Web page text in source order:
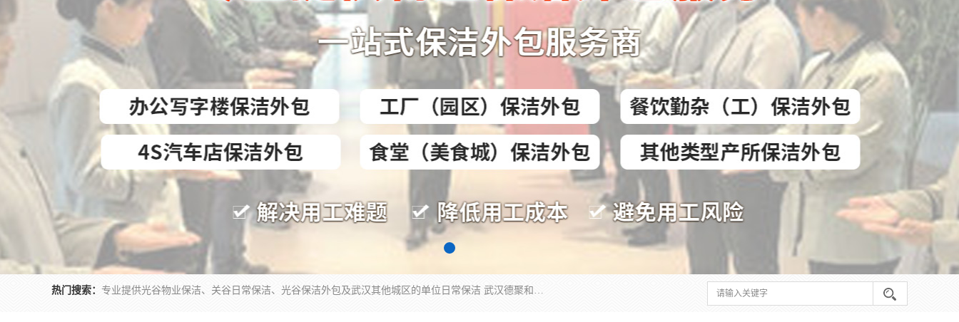
热门搜索： 专业提供光谷物业保洁、关谷日常保洁、光谷保洁外包及武汉其他城区的单位日常保洁 武汉德聚和物业管理有限公司致力于打造中国专业物业保洁服务、日常保洁及其他保洁清洗外包服务。自公司成立以来提倡以先进的物业管理理念和模式经营，谋篇布局，以“至诚服务、精益求精、规范管理、锐意拓新”为质量方针，强化内部管理，为业主提供专业化、标准化和精细化的全方位物业服务，管理服务水平得到了广大业主和业内人士的一致好评。